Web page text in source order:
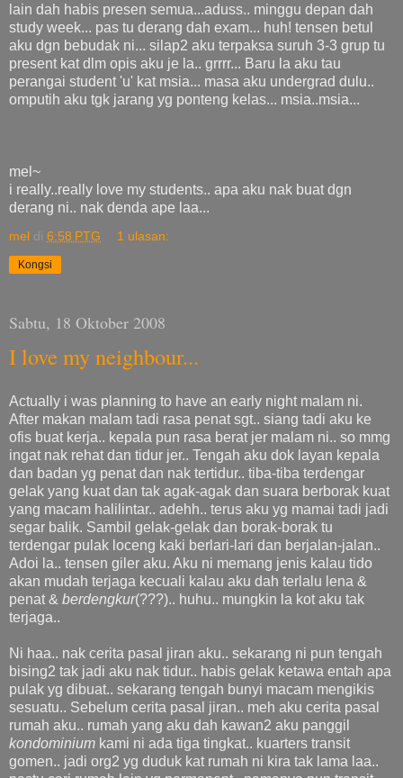
lain dah habis presen semua...aduss.. minggu depan dah
study week... pas tu derang dah exam... huh! tensen betul
aku dgn bebudak ni... silap2 aku terpaksa suruh 3-3 grup tu
present kat dlm opis aku je la.. grrrr... Baru la aku tau
perangai student 'u' kat msia... masa aku undergrad dulu..
omputih aku tgk jarang yg ponteng kelas... msia..msia...
mel~
i really..really love my students.. apa aku nak buat dgn
derang ni.. nak denda ape laa...
mel di 6:58 PTG 1 ulasan:
Kongsi
Sabtu, 18 Oktober 2008
I love my neighbour...
Actually i was planning to have an early night malam ni.
After makan malam tadi rasa penat sgt.. siang tadi aku ke
ofis buat kerja.. kepala pun rasa berat jer malam ni.. so mmg
ingat nak rehat dan tidur jer.. Tengah aku dok layan kepala
dan badan yg penat dan nak tertidur.. tiba-tiba terdengar
gelak yang kuat dan tak agak-agak dan suara berborak kuat
yang macam halilintar.. adehh.. terus aku yg mamai tadi jadi
segar balik. Sambil gelak-gelak dan borak-borak tu
terdengar pulak loceng kaki berlari-lari dan berjalan-jalan..
Adoi la.. tensen giler aku. Aku ni memang jenis kalau tido
akan mudah terjaga kecuali kalau aku dah terlalu lena &
penat & berdengkur(???).. huhu.. mungkin la kot aku tak
terjaga..
Ni haa.. nak cerita pasal jiran aku.. sekarang ni pun tengah
bising2 tak jadi aku nak tidur.. habis gelak ketawa entah apa
pulak yg dibuat.. sekarang tengah bunyi macam mengikis
sesuatu.. Sebelum cerita pasal jiran.. meh aku cerita pasal
rumah aku.. rumah yang aku dah kawan2 aku panggil
kondominium kami ni ada tiga tingkat.. kuarters transit
gomen.. jadi org2 yg duduk kat rumah ni kira tak lama laa..